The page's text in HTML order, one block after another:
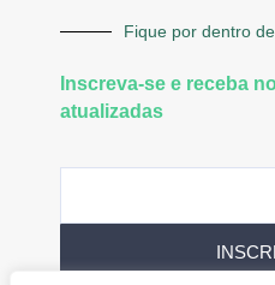
Fique por dentro
Inscreva-se e receba
atualizadas